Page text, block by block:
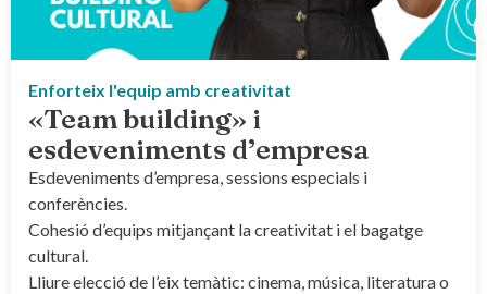
Enforteix l'equip amb creativitat
«Team building» i
esdeveniments d’empresa
Esdeveniments d’empresa, sessions especials i
conferències.
Cohesió d’equips mitjançant la creativitat i el bagatge
cultural.
Lliure elecció de l’eix temàtic: cinema, música, literatura o